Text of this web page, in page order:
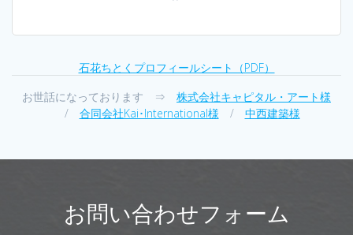
石花ちとくプロフィールシート（PDF）
お世話になっております ⇒ 株式会社キャピタル・アート様
/ 合同会社Kai･International様 / 中西建築様
お問い合わせフォーム